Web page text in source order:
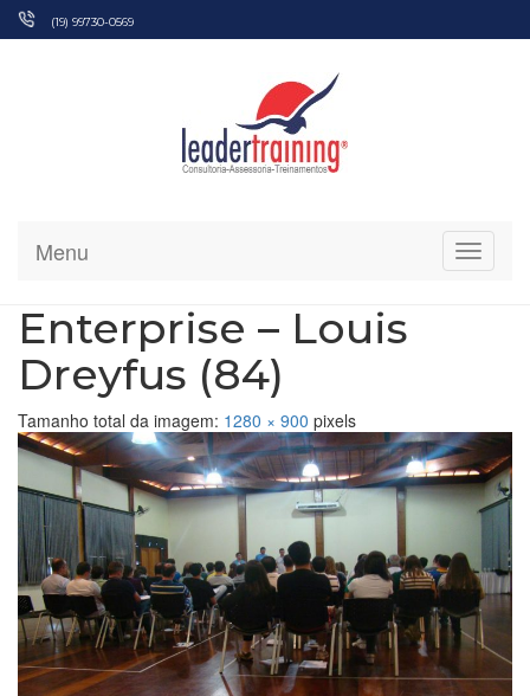
Pular
(19) 99730-0569
Menu
Enterprise – Louis
Dreyfus (84)
Tamanho total da imagem: 1280 × 900 pixels